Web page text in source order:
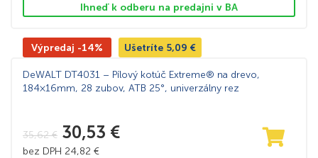
Ihneď k odberu na predajni v BA
Výpredaj -14% Ušetríte 5,09 €
DeWALT DT4031 – Pílový kotúč Extreme® na drevo,
184×16mm, 28 zubov, ATB 25°, univerzálny rez
35,62€ 30,53 €
bez DPH 24,82 €